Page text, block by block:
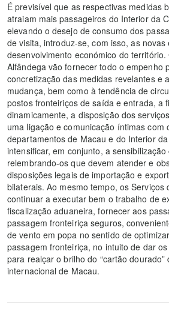
É previsível que as respectivas medidas
atraiam mais passageiros do Interior da
elevando o desejo de consumo dos
de visita, introduz-se, com isso, as novas
desenvolvimento económico do território.
Alfândega vão fornecer todo o empenho
concretização das medidas revelantes e
mudança, bem como à tendência de
postos fronteiriços de saída e entrada, a
dinamicamente, a disposição dos
uma ligação e comunicação íntimas com
departamentos de Macau e do Interior
intensificar, em conjunto, a
relembrando-os que devem atender e
disposições legais de importação e
bilaterais. Ao mesmo tempo, os Serviços
continuar a executar bem o trabalho de
fiscalização aduaneira, fornecer aos
passagem fronteiriça seguros,
de vento em popa no sentido de
passagem fronteiriça, no intuito de dar
para realçar o brilho do “cartão
internacional de Macau.